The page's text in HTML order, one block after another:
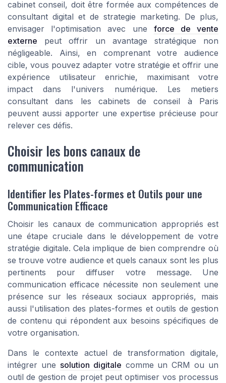
cabinet conseil, doit être formée aux compétences de
consultant digital et de strategie marketing. De plus,
envisager l'optimisation avec une force de vente
externe peut offrir un avantage stratégique non
négligeable. Ainsi, en comprenant votre audience
cible, vous pouvez adapter votre stratégie et offrir une
expérience utilisateur enrichie, maximisant votre
impact dans l'univers numérique. Les metiers
consultant dans les cabinets de conseil à Paris
peuvent aussi apporter une expertise précieuse pour
relever ces défis.
Choisir les bons canaux de
communication
Identifier les Plates-formes et Outils pour une
Communication Efficace
Choisir les canaux de communication appropriés est
une étape cruciale dans le développement de votre
stratégie digitale. Cela implique de bien comprendre où
se trouve votre audience et quels canaux sont les plus
pertinents pour diffuser votre message. Une
communication efficace nécessite non seulement une
présence sur les réseaux sociaux appropriés, mais
aussi l'utilisation des plates-formes et outils de gestion
de contenu qui répondent aux besoins spécifiques de
votre organisation.
Dans le contexte actuel de transformation digitale,
intégrer une solution digitale comme un CRM ou un
outil de gestion de projet peut optimiser vos processus